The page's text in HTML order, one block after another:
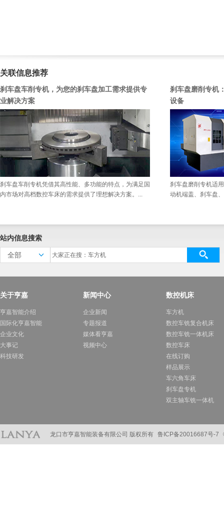
关联信息推荐
刹车盘车削专机，为您的刹车盘加工需求提供专
业解决方案
刹车盘车削专机凭借其高性能、多功能的特点，为满足国
内市场对高档数控车床的需求提供了理想解决方案。...
刹车盘磨削专机
设备
刹车盘磨削专机适
动机端盖、刹车盘
站内信息搜索
全部
关于亨嘉
亨嘉智能介绍
国际化亨嘉智能
企业文化
大事记
科技研发
新闻中心
企业新闻
专题报道
媒体看亨嘉
视频中心
数控机床
车方机
数控车铣复合机床
数控车铣一体机床
数控车床
在线订购
样品展示
车六角车床
刹车盘专机
双主轴车铣一体机
龙口市亨嘉智能装备有限公司 版权所有 鲁ICP备20016687号-7